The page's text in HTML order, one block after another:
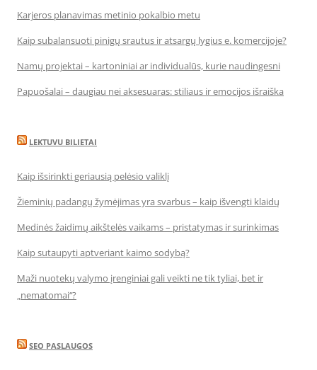
Karjeros planavimas metinio pokalbio metu
Kaip subalansuoti pinigų srautus ir atsargų lygius e. komercijoje?
Namų projektai – kartoniniai ar individualūs, kurie naudingesni
Papuošalai – daugiau nei aksesuaras: stiliaus ir emocijos išraiška
LEKTUVU BILIETAI
Kaip išsirinkti geriausią pelėsio valiklį
Žieminių padangų žymėjimas yra svarbus – kaip išvengti klaidų
Medinės žaidimų aikštelės vaikams – pristatymas ir surinkimas
Kaip sutaupyti aptveriant kaimo sodybą?
Maži nuotekų valymo įrenginiai gali veikti ne tik tyliai, bet ir
„nematomai‘‘?
SEO PASLAUGOS